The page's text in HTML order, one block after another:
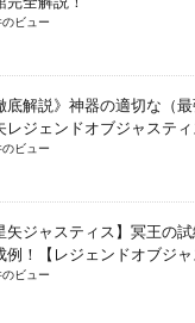
ビュー
底解説》神器の適切な（
レジェンドオブジャスティ
ビュー
矢ジャスティス】冥王の
例！【レジェンドオブジャ
ビュー